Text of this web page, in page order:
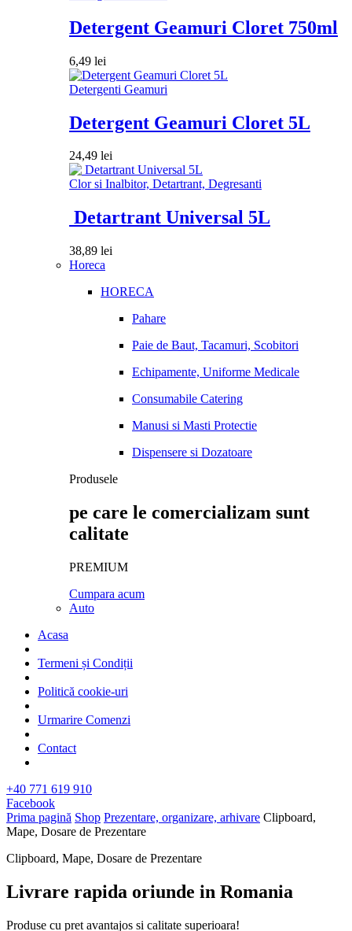
Detergent Geamuri Cloret 750ml
6,49 lei
Detergenti Geamuri
Detergent Geamuri Cloret 5L
24,49 lei
Clor si Inalbitor, Detartrant, Degresanti
Detartrant Universal 5L
38,89 lei
Horeca
HORECA
Pahare
Paie de Baut, Tacamuri, Scobitori
Echipamente, Uniforme Medicale
Consumabile Catering
Manusi si Masti Protectie
Dispensere si Dozatoare
Produsele
pe care le comercializam sunt
calitate
PREMIUM
Cumpara acum
Auto
Acasa
Termeni și Condiții
Politică cookie-uri
Urmarire Comenzi
Contact
+40 771 619 910
Facebook
Prima pagină Shop Prezentare, organizare, arhivare Clipboard,
Mape, Dosare de Prezentare
Clipboard, Mape, Dosare de Prezentare
Livrare rapida oriunde in Romania​
Produse cu pret avantajos si calitate superioara!